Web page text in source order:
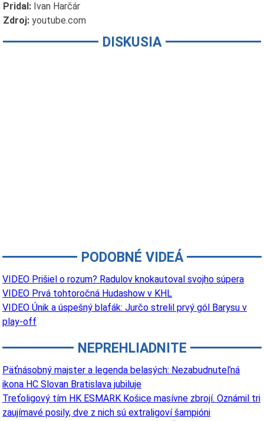
Pridal: Ivan Harčár
Zdroj: youtube.com
DISKUSIA
PODOBNÉ VIDEÁ
VIDEO Prišiel o rozum? Radulov knokautoval svojho súpera
VIDEO Prvá tohtoročná Hudashow v KHL
VIDEO Únik a úspešný blafák: Jurčo strelil prvý gól Barysu v
play-off
NEPREHLIADNITE
Päťnásobný majster a legenda belasých: Nezabudnuteľná
ikona HC Slovan Bratislava jubiluje
Treťoligový tím HK ESMARK Košice masívne zbrojí. Oznámil tri
zaujímavé posily, dve z nich sú extraligoví šampióni